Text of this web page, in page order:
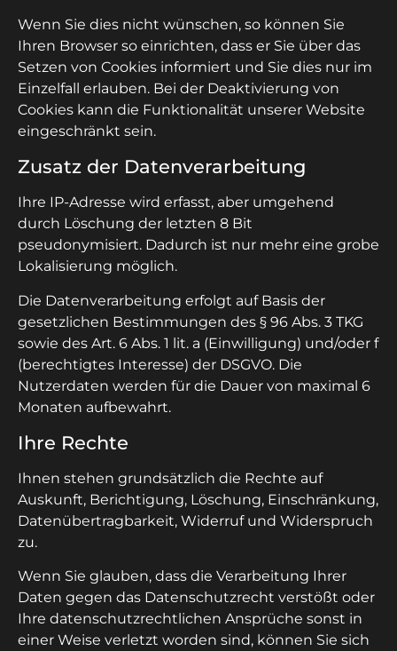
Wenn Sie dies nicht wünschen, so können Sie
Ihren Browser so einrichten, dass er Sie über das
Setzen von Cookies informiert und Sie dies nur im
Einzelfall erlauben. Bei der Deaktivierung von
Cookies kann die Funktionalität unserer Website
eingeschränkt sein.
Zusatz der Datenverarbeitung
Ihre IP-Adresse wird erfasst, aber umgehend
durch Löschung der letzten 8 Bit
pseudonymisiert. Dadurch ist nur mehr eine grobe
Lokalisierung möglich.
Die Datenverarbeitung erfolgt auf Basis der
gesetzlichen Bestimmungen des § 96 Abs. 3 TKG
sowie des Art. 6 Abs. 1 lit. a (Einwilligung) und/oder f
(berechtigtes Interesse) der DSGVO. Die
Nutzerdaten werden für die Dauer von maximal 6
Monaten aufbewahrt.
Ihre Rechte
Ihnen stehen grundsätzlich die Rechte auf
Auskunft, Berichtigung, Löschung, Einschränkung,
Datenübertragbarkeit, Widerruf und Widerspruch
zu.
Wenn Sie glauben, dass die Verarbeitung Ihrer
Daten gegen das Datenschutzrecht verstößt oder
Ihre datenschutzrechtlichen Ansprüche sonst in
einer Weise verletzt worden sind, können Sie sich